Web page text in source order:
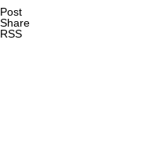
Post
Share
RSS